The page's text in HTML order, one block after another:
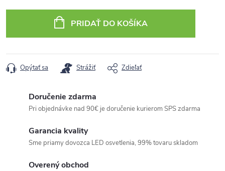
cena:
PRIDAŤ DO KOŠÍKA
Opýtať sa Strážiť Zdieľať
Doručenie zdarma
Pri objednávke nad 90€ je doručenie kurierom SPS zdarma
Garancia kvality
Sme priamy dovozca LED osvetlenia, 99% tovaru skladom
Overený obchod